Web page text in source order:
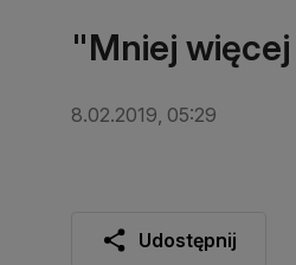
"Mniej więcej
8.02.2019, 05:29
Udostępnij